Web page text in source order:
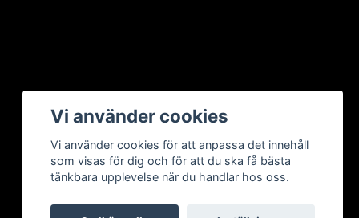
Vi använder cookies
Vi använder cookies för att anpassa det innehåll
som visas för dig och för att du ska få bästa
tänkbara upplevelse när du handlar hos oss.